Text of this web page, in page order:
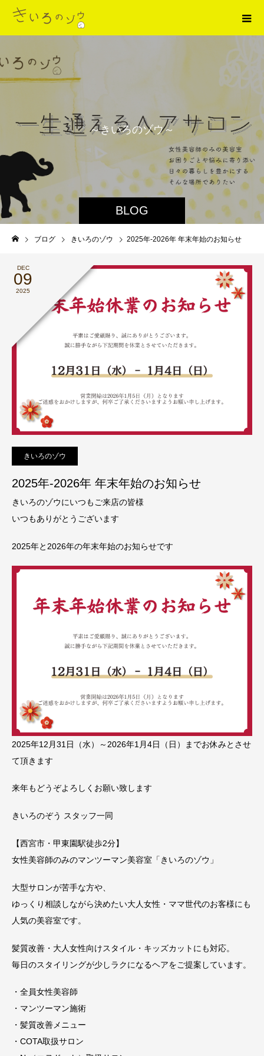
BLOG
～きいろのゾウ～
ブログ きいろのゾウ 2025年‐2026年 年末年始のお知らせ
DEC
09
2025
きいろのゾウ
2025年‐2026年 年末年始のお知らせ
きいろのゾウにいつもご来店の皆様
いつもありがとうございます
2025年と2026年の年末年始のお知らせです
2025年12月31日（水）～2026年1月4日（日）までお休みとさせ
て頂きます
来年もどうぞよろしくお願い致します
きいろのぞう スタッフ一同
【西宮市・甲東園駅徒歩2分】
女性美容師のみのマンツーマン美容室「きいろのゾウ」
大型サロンが苦手な方や、
ゆっくり相談しながら決めたい大人女性・ママ世代のお客様にも
人気の美容室です。
髪質改善・大人女性向けスタイル・キッズカットにも対応。
毎日のスタイリングが少しラクになるヘアをご提案しています。
・全員女性美容師
・マンツーマン施術
・髪質改善メニュー
・COTA取扱サロン